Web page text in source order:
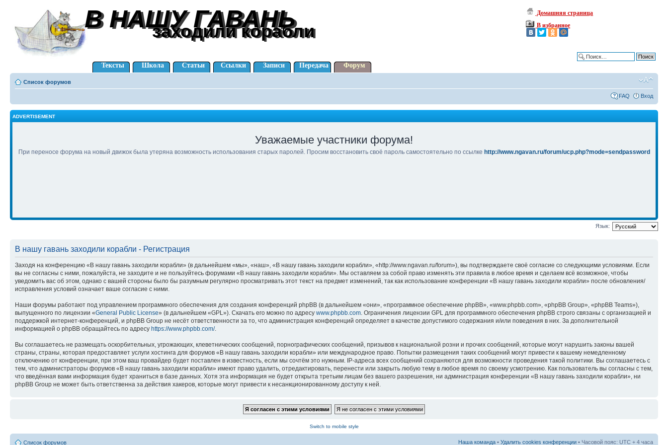
В НАШУ ГАВАНЬ
В НАШУ ГАВАНЬ
заходили корабли
заходили корабли
Домашняя страница
В избранное
Тексты Школа Статьи Ссылки Записи Передача Форум
Список форумов
FAQ Вход
ADVERTISEMENT
Уважаемые участники форума!
При переносе форума на новый движок была утеряна возможность использования старых паролей. Просим восстановить своё пароль самостоятельно по ссылке http://www.ngavan.ru/forum/ucp.php?mode=sendpassword
Язык:
В нашу гавань заходили корабли - Регистрация
Заходя на конференцию «В нашу гавань заходили корабли» (в дальнейшем «мы», «наш», «В нашу гавань заходили корабли», «http://www.ngavan.ru/forum»), вы подтверждаете своё согласие со следующими условиями. Если
вы не согласны с ними, пожалуйста, не заходите и не пользуйтесь форумами «В нашу гавань заходили корабли». Мы оставляем за собой право изменять эти правила в любое время и сделаем всё возможное, чтобы
уведомить вас об этом, однако с вашей стороны было бы разумным регулярно просматривать этот текст на предмет изменений, так как использование конференции «В нашу гавань заходили корабли» после обновления/
исправления условий означает ваше согласие с ними.
Наши форумы работают под управлением программного обеспечения для создания конференций phpBB (в дальнейшем «они», «программное обеспечение phpBB», «www.phpbb.com», «phpBB Group», «phpBB Teams»),
выпущенного по лицензии «General Public License» (в дальнейшем «GPL»). Скачать его можно по адресу www.phpbb.com . Ограничения лицензии GPL для программного обеспечения phpBB строго связаны с организацией и
поддержкой интернет-конференций, и phpBB Group не несёт ответственности за то, что администрация конференций определяет в качестве допустимого содержания и/или поведения в них. За дополнительной
информацией о phpBB обращайтесь по адресу https://www.phpbb.com/.
Вы соглашаетесь не размещать оскорбительных, угрожающих, клеветнических сообщений, порнографических сообщений, призывов к национальной розни и прочих сообщений, которые могут нарушить законы вашей
страны, страны, которая предоставляет услуги хостинга для форумов «В нашу гавань заходили корабли» или международное право. Попытки размещения таких сообщений могут привести к вашему немедленному
отключению от конференции, при этом ваш провайдер будет поставлен в известность, если мы сочтём это нужным. IP-адреса всех сообщений сохраняются для возможности проведения такой политики. Вы соглашаетесь с
тем, что администраторы форумов «В нашу гавань заходили корабли» имеют право удалить, отредактировать, перенести или закрыть любую тему в любое время по своему усмотрению. Как пользователь вы согласны с тем,
что введённая вами информация будет храниться в базе данных. Хотя эта информация не будет открыта третьим лицам без вашего разрешения, ни администрация конференции «В нашу гавань заходили корабли», ни
phpBB Group не может быть ответственна за действия хакеров, которые могут привести к несанкционированному доступу к ней.
Switch to mobile style
Список форумов Наша команда • Удалить cookies конференции • Часовой пояс: UTC + 4 часа